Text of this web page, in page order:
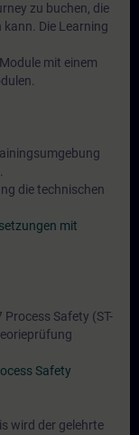
zu buchen, die
Die Learning
mit einem
die technischen
mit
Process Safety (ST-
Safety
wird der gelehrte